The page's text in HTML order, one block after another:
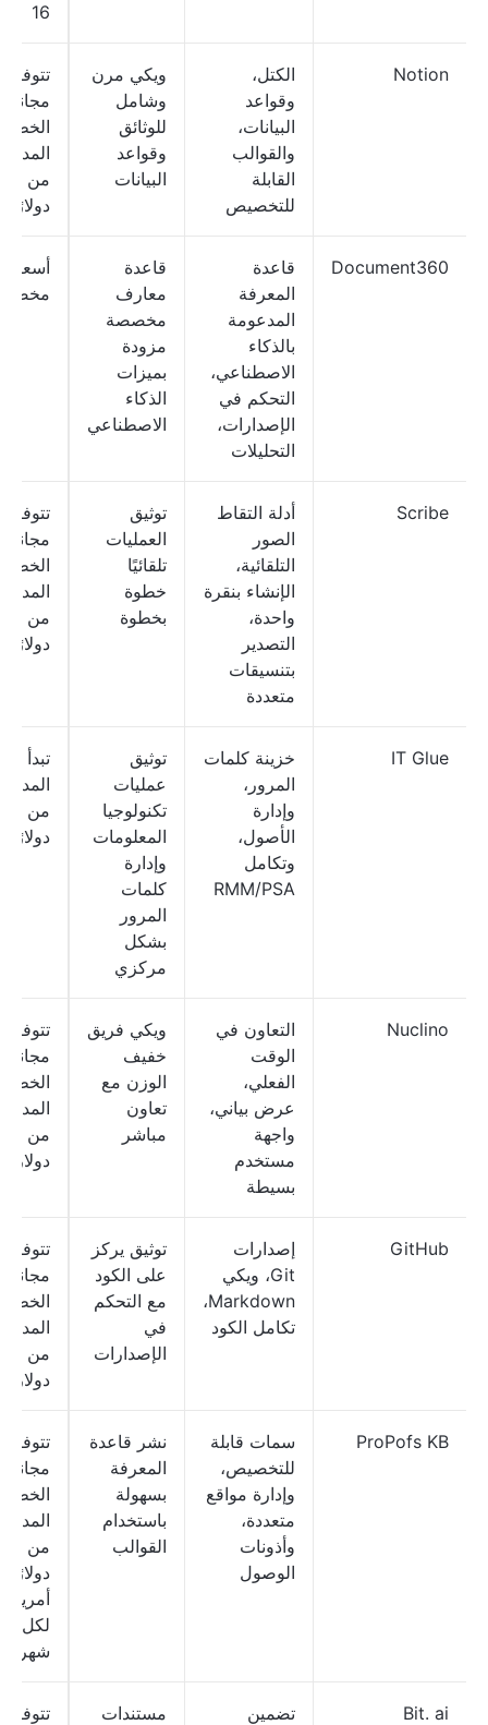
16
Notion
الكتل،
وقواعد
البيانات،
والقوالب
القابلة
للتخصيص
ويكي مرن
وشامل
للوثائق
وقواعد
البيانات
تتوفر
الخطط
دولارًا
Document360
قاعدة
المعرفة
المدعومة
بالذكاء
الاصطناعي،
التحكم في
الإصدارات،
التحليلات
قاعدة
معارف
مخصصة
مزودة
بميزات
الذكاء
الاصطناعي
أسعار
Scribe
أدلة التقاط
الصور
التلقائية،
الإنشاء بنقرة
واحدة،
التصدير
بتنسيقات
متعددة
توثيق
العمليات
تلقائيًا
خطوة
بخطوة
تتوفر
الخطط
دولارًا
IT Glue
خزينة كلمات
المرور،
وإدارة
الأصول،
وتكامل
RMM/PSA
توثيق
عمليات
تكنولوجيا
المعلومات
وإدارة
كلمات
المرور
بشكل
مركزي
تبدأ
دولارًا
Nuclino
التعاون في
الوقت
الفعلي،
عرض بياني،
واجهة
مستخدم
بسيطة
ويكي فريق
خفيف
الوزن مع
تعاون
مباشر
تتوفر
الخطط
GitHub
إصدارات
Git، ويكي
Markdown،
تكامل الكود
توثيق يركز
على الكود
مع التحكم
في
الإصدارات
تتوفر
الخطط
ProPofs KB
سمات قابلة
للتخصيص،
وإدارة مواقع
متعددة،
وأذونات
الوصول
نشر قاعدة
المعرفة
بسهولة
باستخدام
القوالب
تتوفر
الخطط
دولارًا
أمريكيًا
لكل
شهريًا
Bit. ai
تضمين
مستندات
تتوفر